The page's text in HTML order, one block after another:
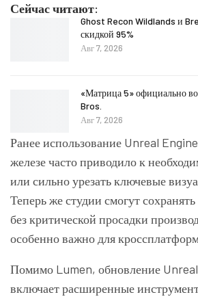
Сейчас читают:
Ghost Recon Wildlands и
скидкой 95%
Авг 7, 2026
«Матрица 5» официально
Bros.
Авг 7, 2026
Ранее использование Unreal
железе часто приводило к
или сильно урезать ключевые
Теперь же студии смогут
без критической просадки
особенно важно для
Помимо Lumen, обновление
включает расширенные